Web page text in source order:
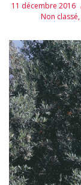
11 décembre 2016
Non classé,